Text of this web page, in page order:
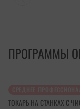
ПРОГРАММЫ
ТОКАРЬ НА СТАНКАХ С